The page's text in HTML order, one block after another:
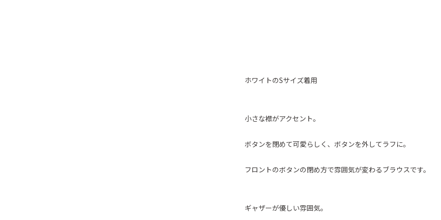
ホワイトのSサイズ着用
小さな襟がアクセント。
ボタンを閉めて可愛らしく、ボタンを外してラフに。
フロントのボタンの閉め方で雰囲気が変わるブラウスです。
ギャザーが優しい雰囲気。